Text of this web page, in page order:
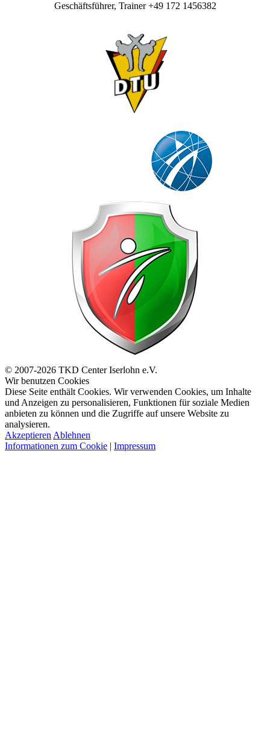
Geschäftsführer, Trainer +49 172 1456382
© 2007-2026 TKD Center Iserlohn e.V.
Wir benutzen Cookies
Diese Seite enthält Cookies. Wir verwenden Cookies, um Inhalte
und Anzeigen zu personalisieren, Funktionen für soziale Medien
anbieten zu können und die Zugriffe auf unsere Website zu
analysieren.
Akzeptieren Ablehnen
Informationen zum Cookie | Impressum